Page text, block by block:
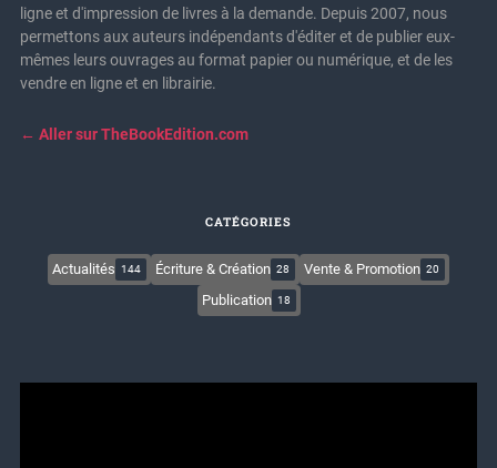
ligne et d'impression de livres à la demande. Depuis 2007, nous
permettons aux auteurs indépendants d'éditer et de publier eux-
mêmes leurs ouvrages au format papier ou numérique, et de les
vendre en ligne et en librairie.
← Aller sur TheBookEdition.com
CATÉGORIES
Actualités 144 Écriture & Création 28 Vente & Promotion 20
Publication 18